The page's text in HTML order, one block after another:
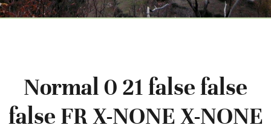
Normal 0 21 false false
false FR X-NONE X-NONE